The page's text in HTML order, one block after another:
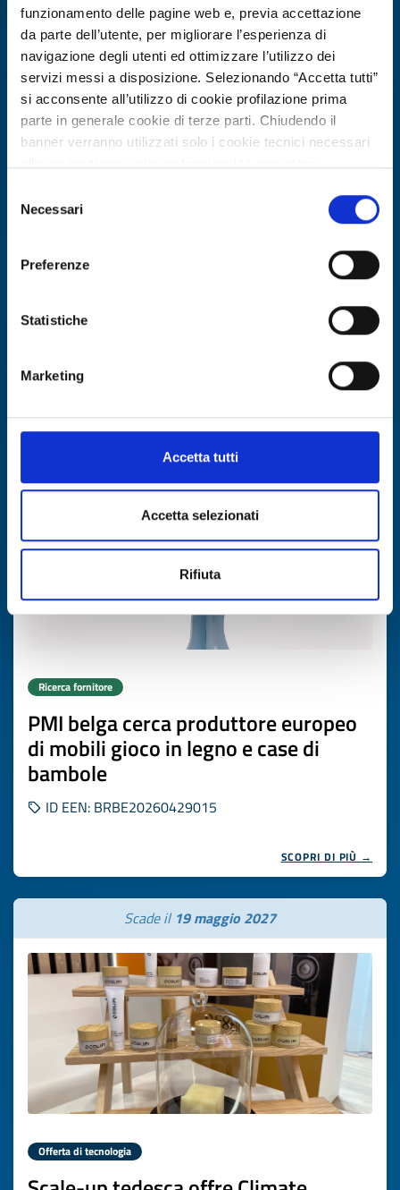
funzionamento delle pagine web e, previa accettazione
da parte dell’utente, per migliorare l’esperienza di
navigazione degli utenti ed ottimizzare l’utilizzo dei
servizi messi a disposizione. Selezionando “Accetta tutti”
si acconsente all’utilizzo di cookie profilazione prima
parte in generale cookie di terze parti. Chiudendo il
banner verranno utilizzati solo i cookie tecnici necessari
Per conoscere i dettagli, consulta la nostra cookie policy.
https://www.openinnovation.regione.lombardia.it/it/co
https://www.openinnovation.regione.lombardia.it/it/pr
delNecessari
Preferenze
Statistiche
Marketing
Accetta tutti
Accetta selezionati
Rifiuta
Know-how in biotecnologia da
applicazioni industriali
SCOPRI DI PIÙ →
Scade il19 maggio 2027
Ricerca fornitore
PMI belga cerca produttore europeo
di mobili gioco in legno e case di
bambole
ID EEN: BRBE20260429015
SCOPRI DI PIÙ →
Scade il 19 maggio 2027
Offerta di tecnologia